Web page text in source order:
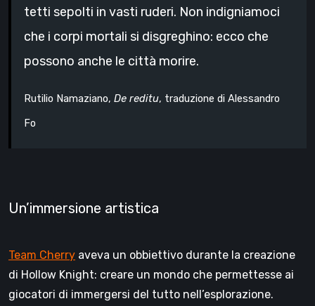
tetti sepolti in vasti ruderi. Non indigniamoci
che i corpi mortali si disgreghino: ecco che
possono anche le città morire.
Rutilio Namaziano, De reditu, traduzione di Alessandro
Fo
Un’immersione artistica
Team Cherry aveva un obbiettivo durante la creazione
di Hollow Knight: creare un mondo che permettesse ai
giocatori di immergersi del tutto nell’esplorazione.